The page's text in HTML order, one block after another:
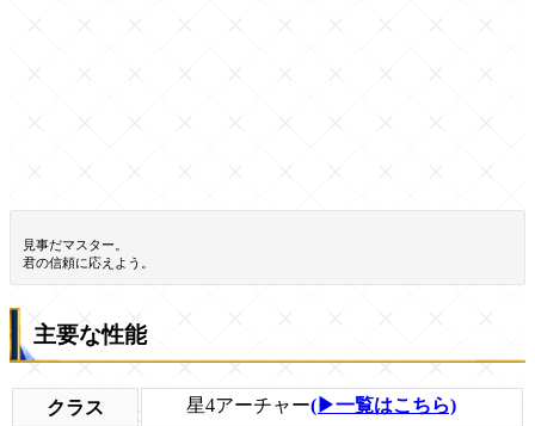
見事だマスター。
君の信頼に応えよう。
主要な性能
クラス 星4アーチャー(▶一覧はこちら)